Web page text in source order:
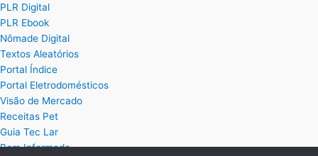
PLR Digital
PLR Ebook
Nômade Digital
Textos Aleatórios
Portal Índice
Portal Eletrodomésticos
Visão de Mercado
Receitas Pet
Guia Tec Lar
Bem Informado